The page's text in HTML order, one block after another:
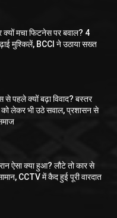
क्यों मचा फिटनेस पर बवाल? 4
मुश्किलें, BCCI ने उठाया सख्त
से पहले क्यों बढ़ा विवाद? बस्तर
को लेकर भी उठे सवाल, प्रशासन से
ऐसा क्या हुआ? लौटे तो कार से
CCTV में कैद हुई पूरी वारदात